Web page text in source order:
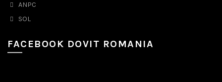
ANPC
SOL
FACEBOOK DOVIT ROMANIA